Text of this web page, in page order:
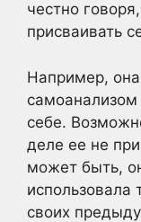
честно
присваивать
Например,
самоанализом
себе.
деле ее не
может быть,
использовала
своих